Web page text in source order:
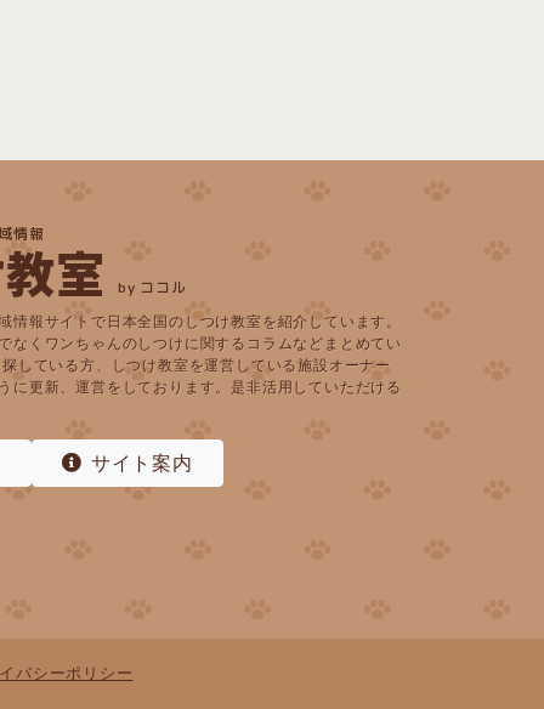
情報
室 by ココル
情報サイトで日本全国のしつけ教室を紹介しています。
なくワンちゃんのしつけに関するコラムなどまとめてい
している方、しつけ教室を運営している施設オーナー
に更新、運営をしております。是非活用していただける
サイト案内
バシーポリシー